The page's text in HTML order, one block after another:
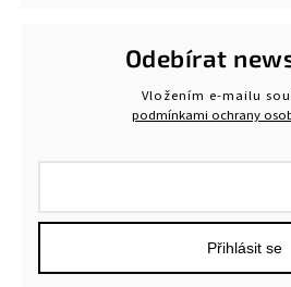
Odebírat
Vložením e-mailu
podmínkami ochrany
Přihlásit se